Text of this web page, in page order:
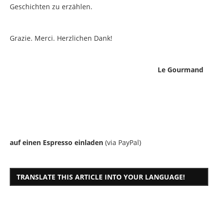
Geschichten zu erzählen.
Grazie. Merci. Herzlichen Dank!
Le Gourmand
auf einen Espresso einladen (via PayPal)
TRANSLATE THIS ARTICLE INTO YOUR LANGUAGE!